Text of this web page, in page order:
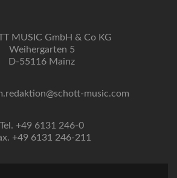
MUSIC GmbH & Co KG
Weihergarten 5
D-55116 Mainz
music.com
Tel. +49 6131 246-0
+49 6131 246-211